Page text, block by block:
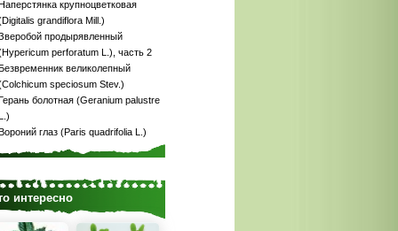
крупноцветковая
grandiflora Mill.)
продырявленный
perforatum L.), часть 2
великолепный
speciosum Stev.)
болотная (Geranium palustre
глаз (Paris quadrifolia L.)
интересно